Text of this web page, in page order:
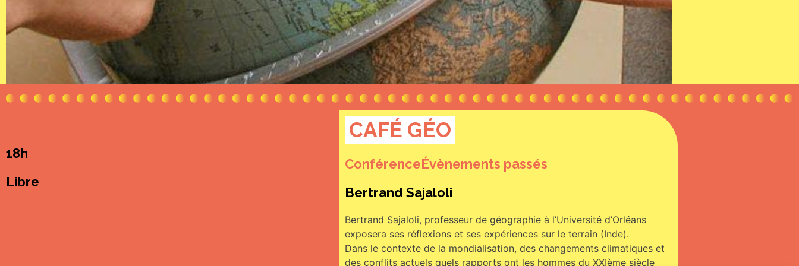
18h
Libre
CAFÉ GÉO
ConférenceÉvènements passés
Bertrand Sajaloli
Bertrand Sajaloli, professeur de géographie à l’Université d’Orléans
exposera ses réflexions et ses expériences sur le terrain (Inde).
Dans le contexte de la mondialisation, des changements climatiques et
des conflits actuels quels rapports ont les hommes du XXIème siècle